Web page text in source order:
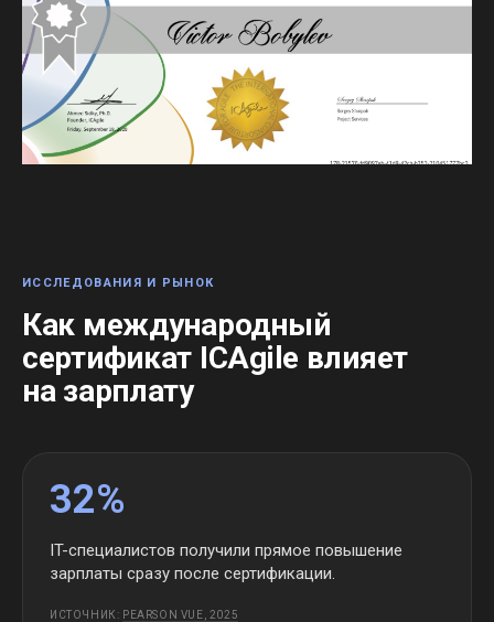
ИССЛЕДОВАНИЯ И РЫНОК
Как международный
сертификат ICAgile влияет
на зарплату
32%
IT-специалистов получили прямое повышение
зарплаты сразу после сертификации.
ИСТОЧНИК: PEARSON VUE, 2025